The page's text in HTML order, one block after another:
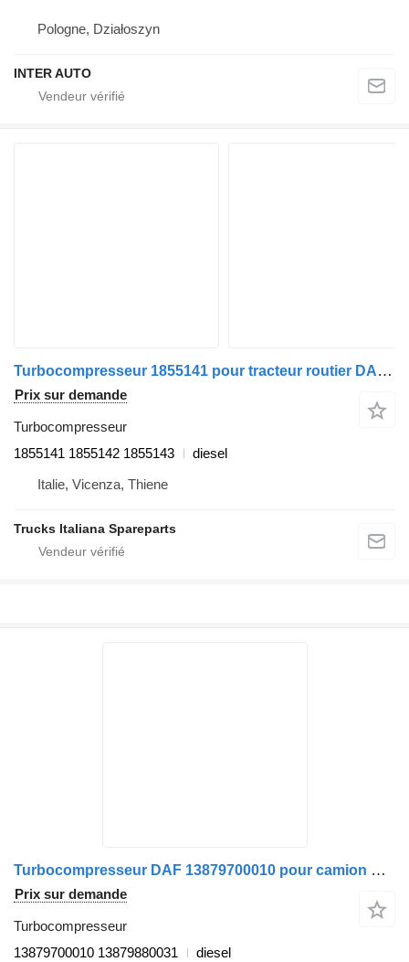
Pologne, Działoszyn
INTER AUTO
Turbocompresseur 1855141 pour tracteur routier DAF XF105
Prix sur demande
Turbocompresseur
1855141 1855142 1855143
diesel
Italie, Vicenza, Thiene
Trucks Italiana Spareparts
Turbocompresseur DAF 13879700010 pour camion DAF XF105
Prix sur demande
Turbocompresseur
13879700010 13879880031
diesel